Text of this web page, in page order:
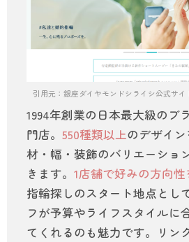
引用元：銀座ダイヤモンドシライシ公式サ
1994年創業の日本最大級のブ
門店。550種類以上のデザイ
材・幅・装飾のバリエーショ
きます。1店舗で好みの方向性
指輪探しのスタート地点とし
フが予算やライフスタイルに
てくれるのも魅力です。リン